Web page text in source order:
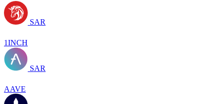
SAR
1INCH
SAR
AAVE